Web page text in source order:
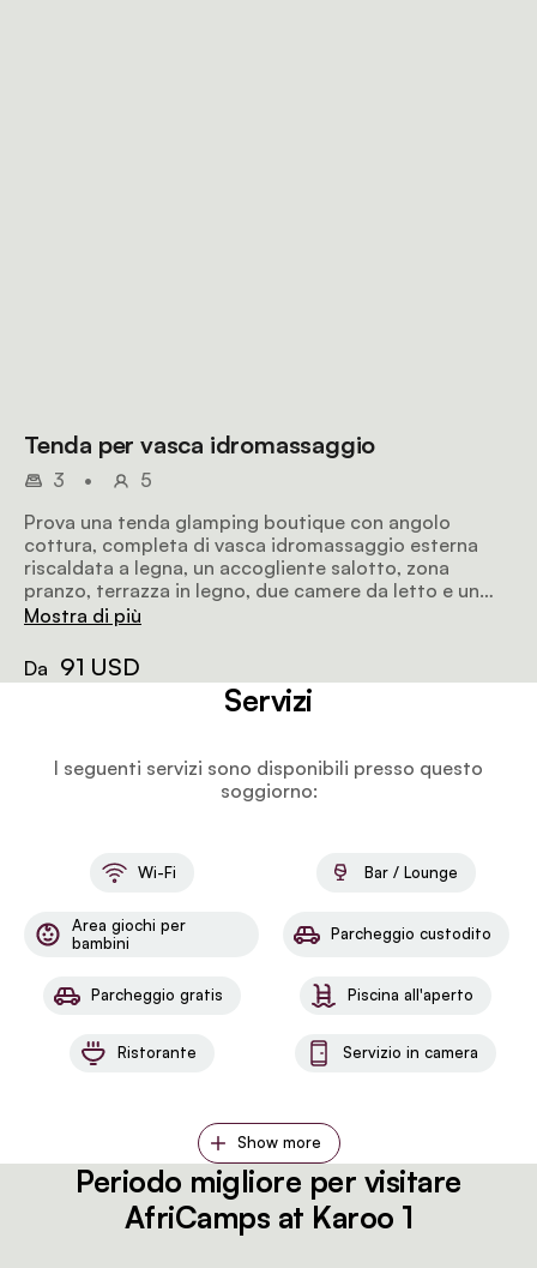
Tenda per vasca idromassaggio
3 •
5
Prova una tenda glamping boutique con angolo
cottura, completa di vasca idromassaggio esterna
riscaldata a legna, un accogliente salotto, zona
pranzo, terrazza in legno, due camere da letto e un
bagno con doccia, WC e lavabo. Ogni camera ha un
castello singolo aggiuntivo per un maggiore comfort.
Mostra di più
Da 91 USD
Servizi
I seguenti servizi sono disponibili presso questo
soggiorno:
Wi-Fi Bar / Lounge
Area giochi per
bambini
Parcheggio custodito
Parcheggio gratis Piscina all'aperto
Ristorante Servizio in camera
Show more
Periodo migliore per visitare
AfriCamps at Karoo 1